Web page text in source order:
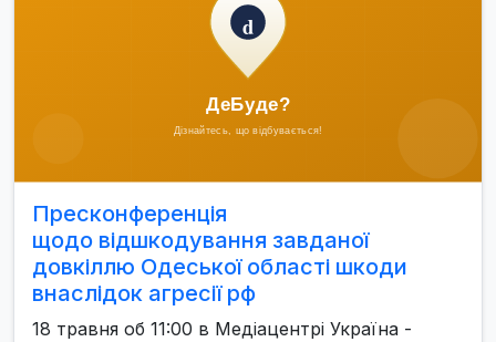
Пресконференція
щодо відшкодування завданої
довкіллю Одеської області шкоди
внаслідок агресії рф
18 травня об 11:00 в Медіацентрі Україна -